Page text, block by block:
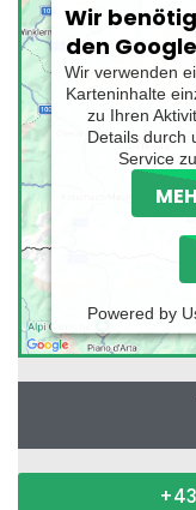
Wir
den
Wir verwenden
Karteninhalte
zu Ihren
Details durch
Service
Powered by